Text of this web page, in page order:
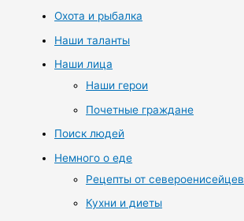
Охота и рыбалка
Наши таланты
Наши лица
Наши герои
Почетные граждане
Поиск людей
Немного о еде
Рецепты от североенисейцев
Кухни и диеты